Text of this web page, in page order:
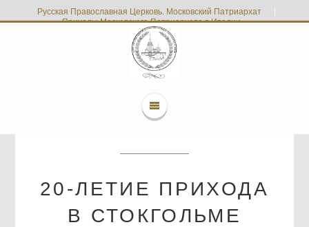
Русская Православная Церковь. Московский Патриархат
Приходы Московского Патриархата в Италии
20-ЛЕТИЕ ПРИХОДА
В СТОКГОЛЬМЕ